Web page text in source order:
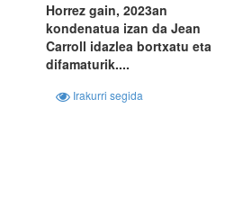
Horrez gain, 2023an
kondenatua izan da Jean
Carroll idazlea bortxatu eta
difamaturik....
Irakurri segida